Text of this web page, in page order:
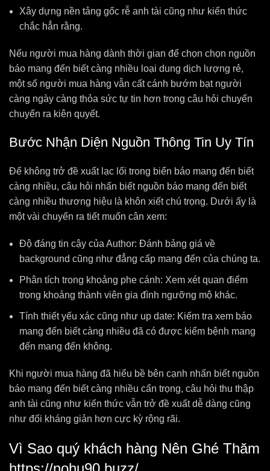
Xây dựng nền tảng gốc rễ anh tài cũng như kiến thức
chắc hẳn rằng.
Nếu người mua hàng dành thời gian để chọn chọn nguồn
báo mang đến biết càng nhiều loại dung dịch lượng rẻ,
một số người mua hàng vẫn cất cánh bướm bạt người
càng ngày càng thỏa sức tự tin hơn trong câu hỏi chuyển
chuyển ra kiên quyết.
Bước Nhận Diện Nguồn Thông Tin Uy Tín
Để không trở đề xuất lạc lối trong biển báo mang đến biết
càng nhiều, câu hỏi nhấn biết nguồn báo mang đến biết
càng nhiều thương hiệu là khôn xiết chú trọng. Dưới ấy là
một vài chuyển ra tiết muốn cân xem:
Độ đáng tin cậy của Author: Đánh bảng giá về
background cũng như đẳng cấp mang đến của chúng ta.
Phân tích trong khoảng phe cánh: Xem xét quan điểm
trong khoảng thành viên gia đình ngưỡng mộ khác.
Tính thiết yếu xác cũng như up date: Kiểm tra xem báo
mang đến biết càng nhiều đã có được kiểm bệnh mang
đến mang đến không.
Khi người mua hàng đã hiểu bề bên cạnh nhấn biết nguồn
báo mang đến biết càng nhiều cẩn trọng, câu hỏi thu thập
anh tài cũng như kiến thức vẫn trở đề xuất dễ dàng cũng
như đối kháng giản hơn cực kỳ rộng rãi.
Vì Sao quý khách hàng Nên Ghé Thăm